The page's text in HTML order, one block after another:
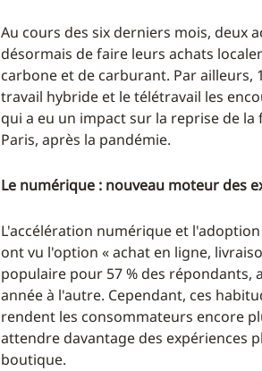
Au cours des six derniers mois, deux
désormais de faire leurs achats
carbone et de carburant. Par
travail hybride et le télétravail les
qui a eu un impact sur la reprise de
Paris, après la pandémie.
Le numérique : nouveau moteur des
L'accélération numérique et
ont vu l'option « achat en ligne,
populaire pour 57 % des
année à l'autre. Cependant, ces
rendent les consommateurs encore
attendre davantage des expériences
boutique.